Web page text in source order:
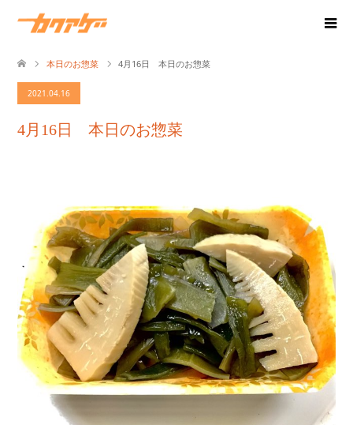
本日のお惣菜 4月16日 本日のお惣菜
2021.04.16
4月16日 本日のお惣菜